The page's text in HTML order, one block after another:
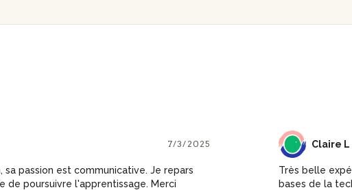
7/3/2025
passion est communicative. Je repars
de poursuivre l'apprentissage. Merci
CL Claire L
Très belle
bases de la